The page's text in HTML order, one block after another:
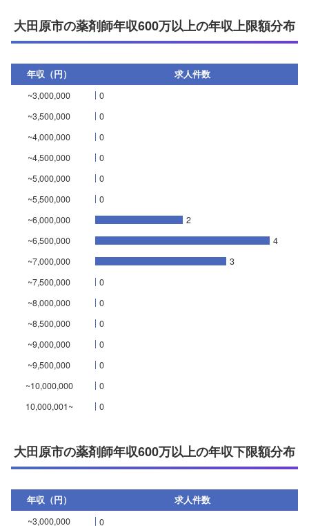
大田原市の薬剤師年収600万以上の年収上限額分布
年収（円）
求人件数
~3,000,000
0
~3,500,000
0
~4,000,000
0
~4,500,000
0
~5,000,000
0
~5,500,000
0
~6,000,000
2
~6,500,000
4
~7,000,000
3
~7,500,000
0
~8,000,000
0
~8,500,000
0
~9,000,000
0
~9,500,000
0
~10,000,000
0
10,000,001~
0
大田原市の薬剤師年収600万以上の年収下限額分布
年収（円）
求人件数
~3,000,000
0